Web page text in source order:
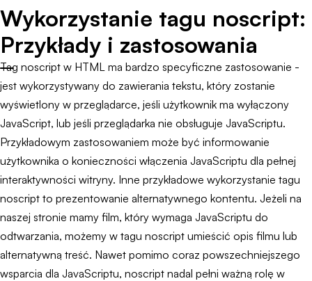
Wykorzystanie tagu noscript:
Przykłady i zastosowania
Tag noscript w HTML ma bardzo specyficzne zastosowanie -
jest wykorzystywany do zawierania tekstu, który zostanie
wyświetlony w przeglądarce, jeśli użytkownik ma wyłączony
JavaScript, lub jeśli przeglądarka nie obsługuje JavaScriptu.
Przykładowym zastosowaniem może być informowanie
użytkownika o konieczności włączenia JavaScriptu dla pełnej
interaktywności witryny. Inne przykładowe wykorzystanie tagu
noscript to prezentowanie alternatywnego kontentu. Jeżeli na
naszej stronie mamy film, który wymaga JavaScriptu do
odtwarzania, możemy w tagu noscript umieścić opis filmu lub
alternatywną treść. Nawet pomimo coraz powszechniejszego
wsparcia dla JavaScriptu, noscript nadal pełni ważną rolę w